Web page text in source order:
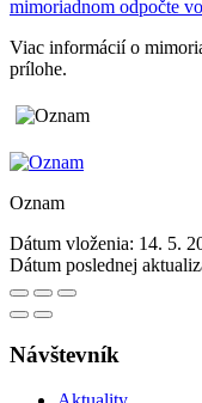
Viac informácií o
prílohe.
Oznam
Dátum vloženia: 14. 5.
Dátum poslednej
Návštevník